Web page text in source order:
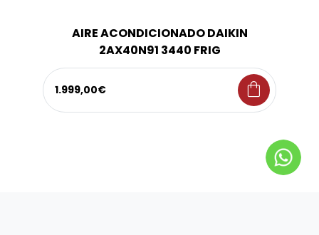
AIRE ACONDICIONADO DAIKIN
2AX40N91 3440 FRIG
1.999,00€ shopping_bag